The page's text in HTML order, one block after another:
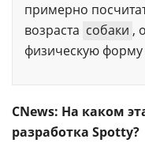
примерно
возраста собаки ,
физическую форму
CNews: На каком
разработка Spotty?